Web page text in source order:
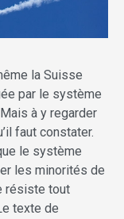
la Suisse
par le système
à y regarder
faut constater.
le système
les minorités de
résiste tout
texte de